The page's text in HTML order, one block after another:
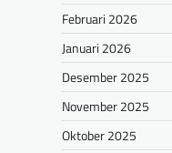
Februari 2026
Januari 2026
Desember 2025
November 2025
Oktober 2025